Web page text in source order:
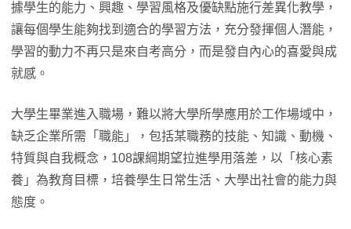
據學生的能力、興趣、學習風格及優缺點施行差異化教學，
讓每個學生能夠找到適合的學習方法，充分發揮個人潛能，
學習的動力不再只是來自考高分，而是發自內心的喜愛與成
就感。
大學生畢業進入職場，難以將大學所學應用於工作場域中，
缺乏企業所需「職能」，包括某職務的技能、知識、動機、
特質與自我概念，108課綱期望拉進學用落差，以「核心素
養」為教育目標，培養學生日常生活、大學出社會的能力與
態度。